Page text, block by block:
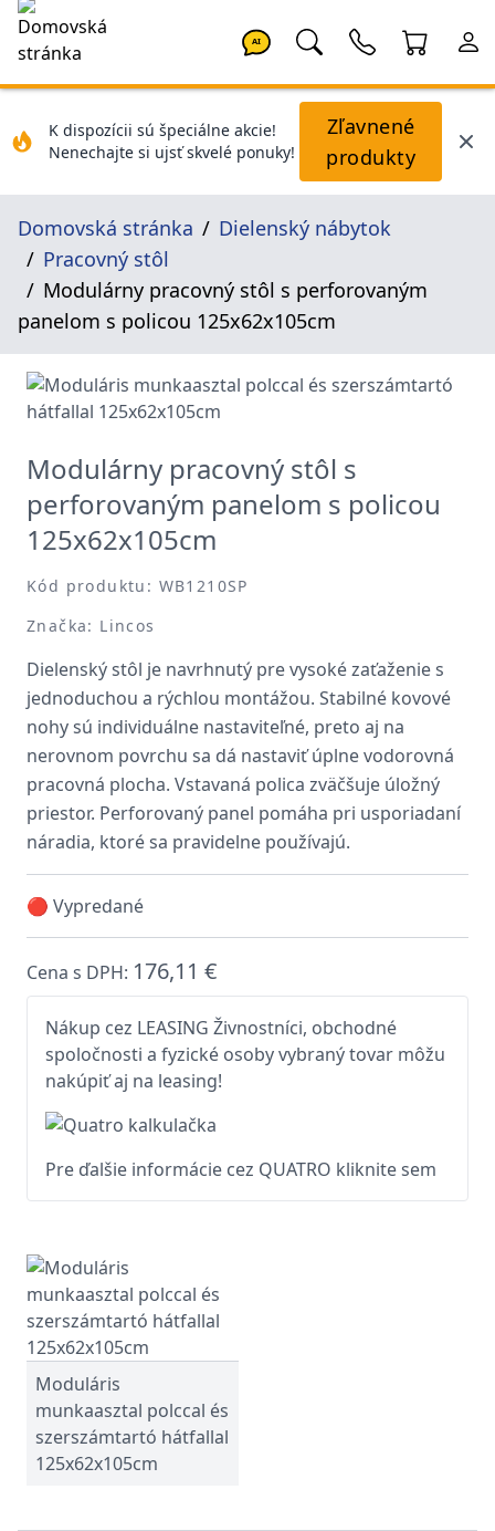
AI
K dispozícii sú špeciálne akcie!
Nenechajte si ujsť skvelé ponuky!
Zľavnené
produkty
Domovská stránka
Dielenský nábytok
Pracovný stôl
Modulárny pracovný stôl s perforovaným
panelom s policou 125x62x105cm
Modulárny pracovný stôl s
perforovaným panelom s policou
125x62x105cm
Kód produktu: WB1210SP
Značka: Lincos
Dielenský stôl je navrhnutý pre vysoké zaťaženie s
jednoduchou a rýchlou montážou. Stabilné kovové
nohy sú individuálne nastaviteľné, preto aj na
nerovnom povrchu sa dá nastaviť úplne vodorovná
pracovná plocha. Vstavaná polica zväčšuje úložný
priestor. Perforovaný panel pomáha pri usporiadaní
náradia, ktoré sa pravidelne používajú.
🔴 Vypredané
Cena s DPH: 176,11 €
Nákup cez LEASING Živnostníci, obchodné
spoločnosti a fyzické osoby vybraný tovar môžu
nakúpiť aj na leasing!
Pre ďalšie informácie cez QUATRO kliknite sem
Moduláris
munkaasztal polccal és
szerszámtartó hátfallal
125x62x105cm